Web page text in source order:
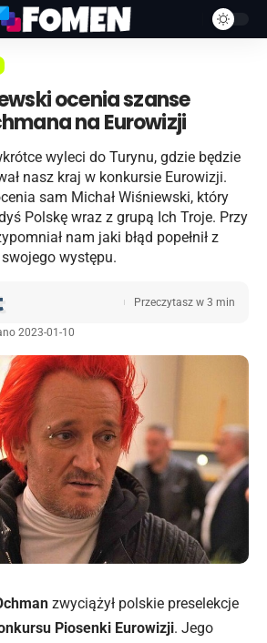
ocenia szanse
na Eurowizji
wyleci do Turynu, gdzie będzie
nasz kraj w konkursie Eurowizji.
sam Michał Wiśniewski, który
Polskę wraz z grupą Ich Troje. Przy
nam jaki błąd popełnił z
występu.
2023-01-10
Przeczytasz w 3 min
zwyciążył polskie preselekcje
Piosenki Eurowizji. Jego